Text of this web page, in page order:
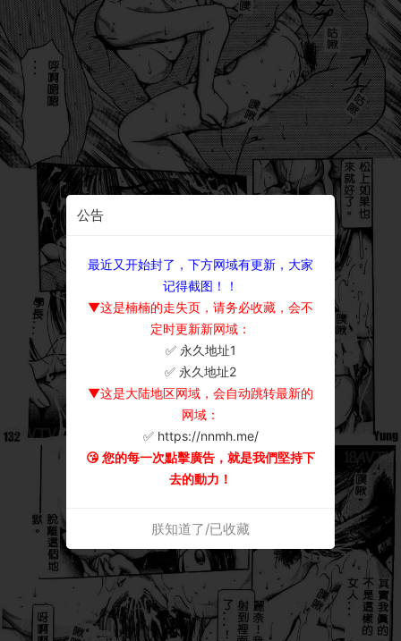
公告
最近又开始封了，下方网域有更新，大家
记得截图！！
▼这是楠楠的走失页，请务必收藏，会不
定时更新新网域：
✅ 永久地址1
✅ 永久地址2
▼这是大陆地区网域，会自动跳转最新的
网域：
✅ https://nnmh.me/
😘 您的每一次點擊廣告，就是我們堅持下
去的動力！
朕知道了/已收藏